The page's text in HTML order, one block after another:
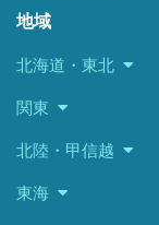
地域
北海道・東北
関東
北陸・甲信越
東海